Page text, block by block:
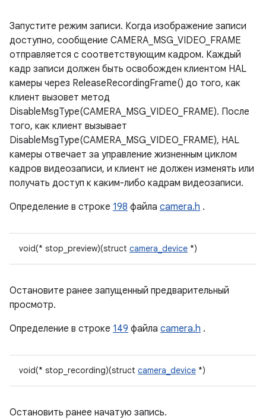
Запустите режим записи. Когда изображение записи
доступно, сообщение CAMERA_MSG_VIDEO_FRAME
отправляется с соответствующим кадром. Каждый
кадр записи должен быть освобожден клиентом HAL
камеры через ReleaseRecordingFrame() до того, как
клиент вызовет метод
DisableMsgType(CAMERA_MSG_VIDEO_FRAME). После
того, как клиент вызывает
DisableMsgType(CAMERA_MSG_VIDEO_FRAME), HAL
камеры отвечает за управление жизненным циклом
кадров видеозаписи, и клиент не должен изменять или
получать доступ к каким-либо кадрам видеозаписи.
Определение в строке 198 файла camera.h .
void(* stop_preview)(struct camera_device *)
Остановите ранее запущенный предварительный
просмотр.
Определение в строке 149 файла camera.h .
void(* stop_recording)(struct camera_device *)
Остановить ранее начатую запись.